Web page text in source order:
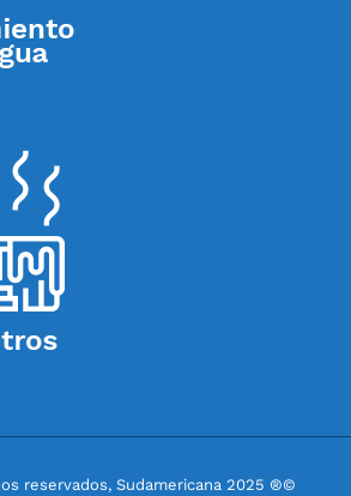
reservados, Sudamericana 2025 ®©